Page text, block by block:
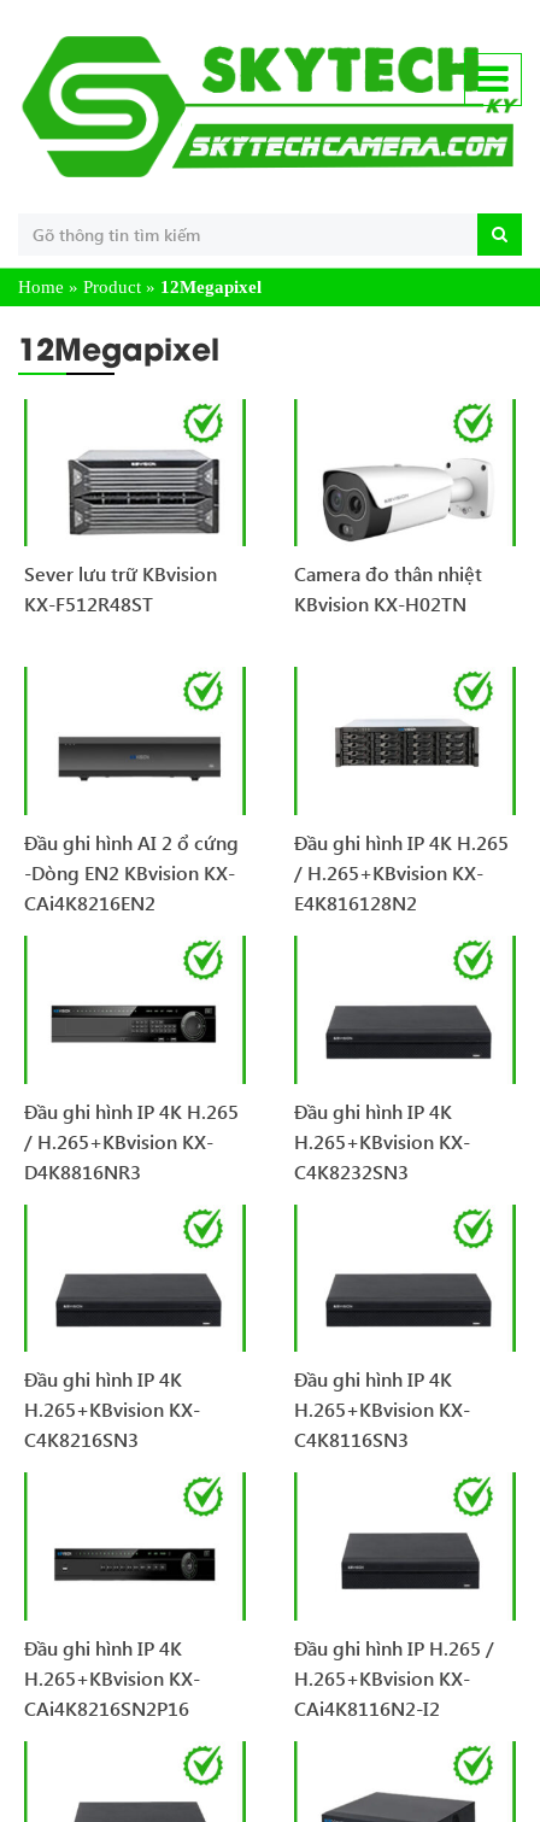
Home » Product » 12Megapixel
12Megapixel
Sever lưu trữ KBvision
KX-F512R48ST
Camera đo thân nhiệt
KBvision KX-H02TN
Đầu ghi hình AI 2 ổ cứng
-Dòng EN2 KBvision KX-
CAi4K8216EN2
Đầu ghi hình IP 4K H.265
/ H.265+KBvision KX-
E4K816128N2
Đầu ghi hình IP 4K H.265
/ H.265+KBvision KX-
D4K8816NR3
Đầu ghi hình IP 4K
H.265+KBvision KX-
C4K8232SN3
Đầu ghi hình IP 4K
H.265+KBvision KX-
C4K8216SN3
Đầu ghi hình IP 4K
H.265+KBvision KX-
C4K8116SN3
Đầu ghi hình IP 4K
H.265+KBvision KX-
CAi4K8216SN2P16
Đầu ghi hình IP H.265 /
H.265+KBvision KX-
CAi4K8116N2-I2